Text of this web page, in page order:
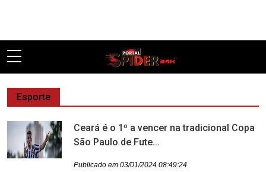
Esporte
Ceará é o 1º a vencer na tradicional Copa
São Paulo de Fute...
Publicado em 03/01/2024 08:49:24